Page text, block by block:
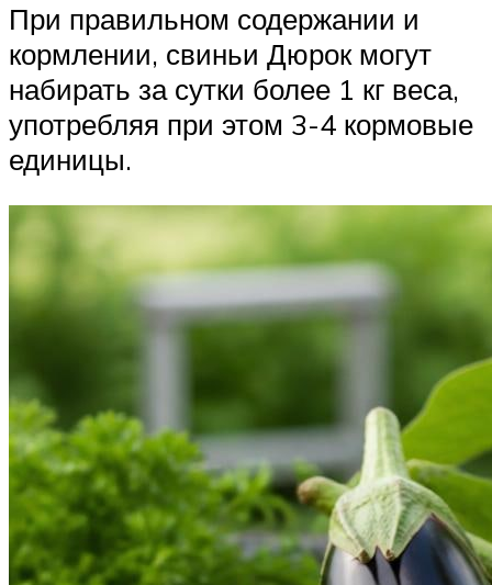
При правильном содержании и
кормлении, свиньи Дюрок могут
набирать за сутки более 1 кг веса,
употребляя при этом 3-4 кормовые
единицы.